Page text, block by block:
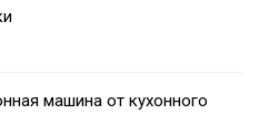
машина от кухонного